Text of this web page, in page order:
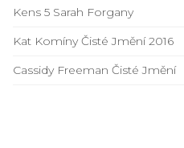
Kens 5 Sarah Forgany
Kat Komíny Čisté Jmění 2016
Cassidy Freeman Čisté Jmění